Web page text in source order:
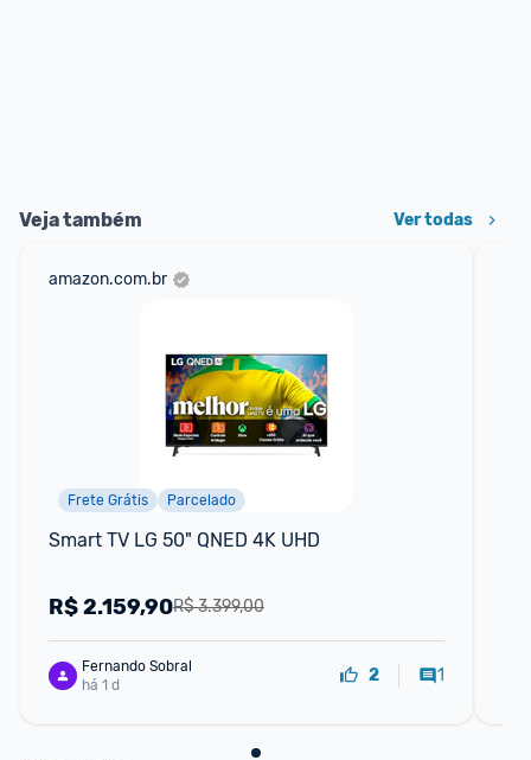
Veja também Ver todas
amazon.com.br
Frete Grátis Parcelado
Smart TV LG 50" QNED 4K UHD
R$ 3.399,00
R$2.159,90
Fernando Sobral
há 1 d
2 1